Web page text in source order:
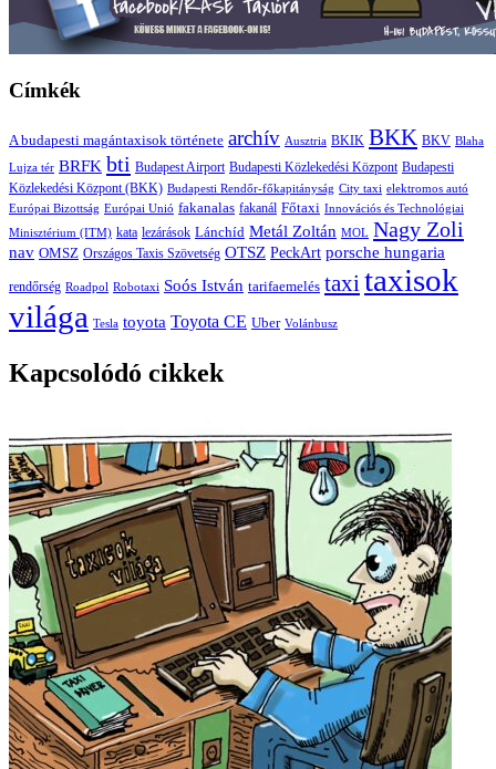
Címkék
A budapesti magántaxisok története archív Ausztria BKIK BKK BKV Blaha
Lujza tér BRFK bti Budapest Airport Budapesti Közlekedési Központ Budapesti
Közlekedési Központ (BKK) Budapesti Rendőr-főkapitányság City taxi elektromos autó
Európai Bizottság Európai Unió fakanalas fakanál Főtaxi Innovációs és Technológiai
Minisztérium (ITM) kata lezárások Lánchíd Metál Zoltán MOL Nagy Zoli
nav OMSZ Országos Taxis Szövetség OTSZ PeckArt porsche hungaria
rendőrség Roadpol Robotaxi Soós István tarifaemelés taxitaxisok
világa Tesla toyota Toyota CE Uber Volánbusz
Kapcsolódó cikkek